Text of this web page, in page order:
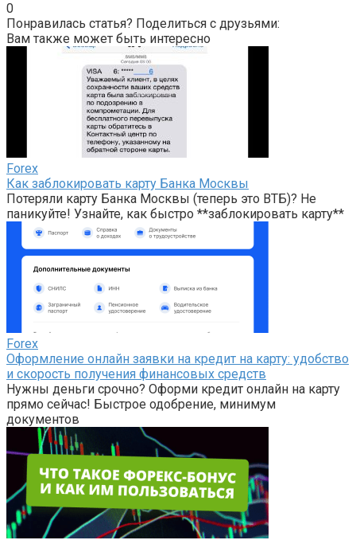
0
Понравилась статья? Поделиться с друзьями:
Вам также может быть интересно
Forex
Как заблокировать карту Банка Москвы
Потеряли карту Банка Москвы (теперь это ВТБ)? Не
паникуйте! Узнайте, как быстро **заблокировать карту**
Forex
Оформление онлайн заявки на кредит на карту: удобство
и скорость получения финансовых средств
Нужны деньги срочно? Оформи кредит онлайн на карту
прямо сейчас! Быстрое одобрение, минимум
документов